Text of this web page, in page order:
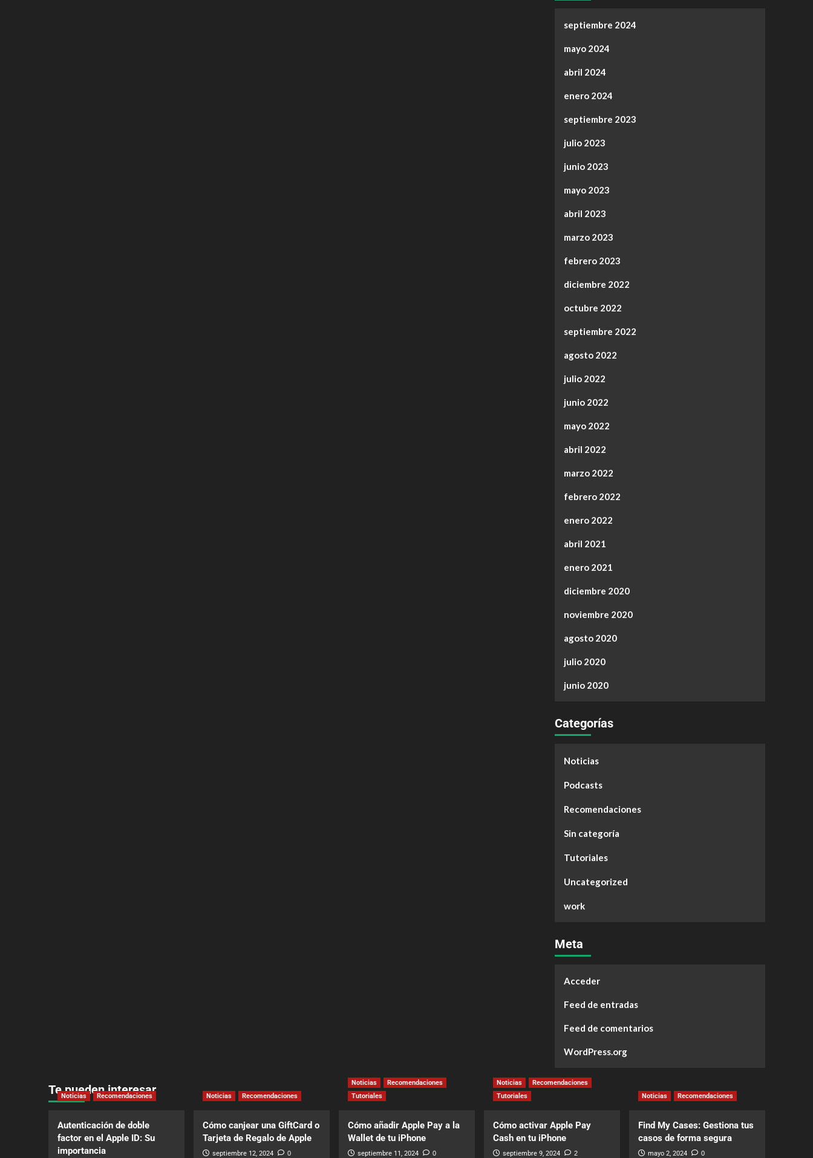
septiembre 2024
mayo 2024
abril 2024
enero 2024
septiembre 2023
julio 2023
junio 2023
mayo 2023
abril 2023
marzo 2023
febrero 2023
diciembre 2022
octubre 2022
septiembre 2022
agosto 2022
julio 2022
junio 2022
mayo 2022
abril 2022
marzo 2022
febrero 2022
enero 2022
abril 2021
enero 2021
diciembre 2020
noviembre 2020
agosto 2020
julio 2020
junio 2020
Categorías
Noticias
Podcasts
Recomendaciones
Sin categoría
Tutoriales
Uncategorized
work
Meta
Acceder
Feed de entradas
Feed de comentarios
WordPress.org
Te pueden interesar
Noticias Recomendaciones
Autenticación de doble
factor en el Apple ID: Su
importancia
Noticias Recomendaciones
Cómo canjear una GiftCard o
Tarjeta de Regalo de Apple
septiembre 12, 2024 0
Noticias
Recomendaciones
Tutoriales
Cómo añadir Apple Pay a la
Wallet de tu iPhone
septiembre 11, 2024 0
Noticias
Recomendaciones
Tutoriales
Cómo activar Apple Pay
Cash en tu iPhone
septiembre 9, 2024 2
Noticias Recomendaciones
Find My Cases: Gestiona tus
casos de forma segura
mayo 2, 2024 0